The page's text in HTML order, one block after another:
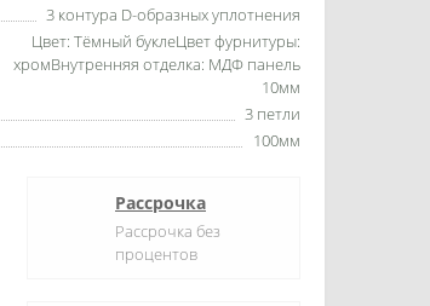
3 контура D-образных уплотнения
Цвет: Тёмный буклеЦвет фурнитуры:
хромВнутренняя отделка: МДФ панель
10мм
3 петли
100мм
Рассрочка
Рассрочка без
процентов